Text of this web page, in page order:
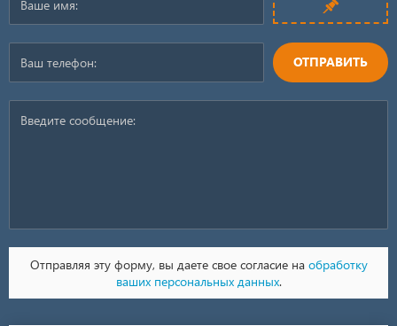
ОТПРАВИТЬ
Отправляя эту форму, вы даете свое согласие на обработку
ваших персональных данных.